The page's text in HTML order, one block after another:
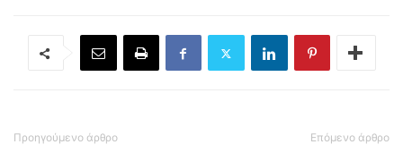
Προηγούμενο άρθρο Επόμενο άρθρο